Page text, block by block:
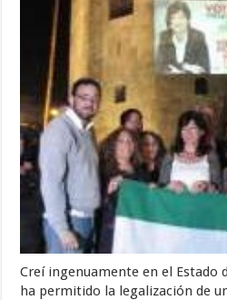
Creí ingenuamente en el Estado
ha permitido la legalización de